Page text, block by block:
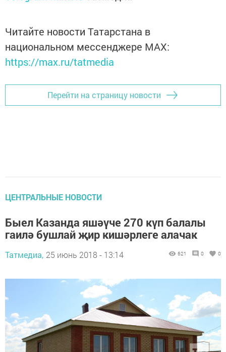
Читайте новости Татарстана в
национальном мессенджере MАХ:
https://max.ru/tatmedia
Перейти на страницу новости
ЦЕНТРАЛЬНЫЕ НОВОСТИ
Быел Казанда яшәүче 270 күп балалы
гаилә бушлай җир кишәрлеге алачак
Татмедиа, 25 июнь 2018 - 13:14 621 0 0